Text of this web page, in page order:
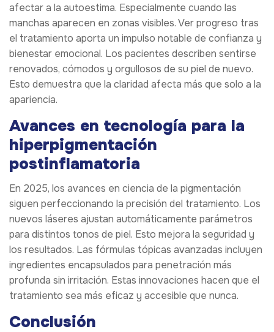
afectar a la autoestima. Especialmente cuando las
manchas aparecen en zonas visibles. Ver progreso tras
el tratamiento aporta un impulso notable de confianza y
bienestar emocional. Los pacientes describen sentirse
renovados, cómodos y orgullosos de su piel de nuevo.
Esto demuestra que la claridad afecta más que solo a la
apariencia.
Avances en tecnología para la
hiperpigmentación
postinflamatoria
En 2025, los avances en ciencia de la pigmentación
siguen perfeccionando la precisión del tratamiento. Los
nuevos láseres ajustan automáticamente parámetros
para distintos tonos de piel. Esto mejora la seguridad y
los resultados. Las fórmulas tópicas avanzadas incluyen
ingredientes encapsulados para penetración más
profunda sin irritación. Estas innovaciones hacen que el
tratamiento sea más eficaz y accesible que nunca.
Conclusión